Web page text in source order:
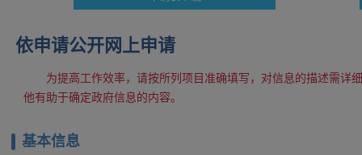
依申请公开网上申请
为提高工作效率，请按所列项目准确填写，对信息的描述需详
他有助于确定政府信息的内容。
基本信息